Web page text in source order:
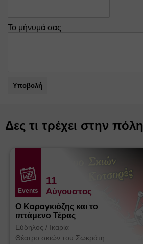
Το μήνυμά σας
Υποβολή
Δες τι τρέχει στην πόλη
Events
11
Αύγουστος
Ο Καραγκιόζης και το
ιπτάμενο Τέρας
Εύδηλος / Ικαρία
Θέατρο σκιών του Σωκράτη